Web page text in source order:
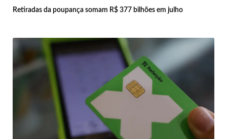
Retiradas da poupança somam R$ 377 bilhões em julho